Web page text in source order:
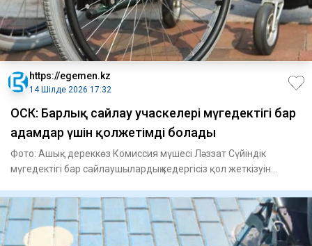
https://egemen.kz
14 Шілде 2026 17:32
ОСК: Барлық сайлау учаскелері мүгедектігі бар
адамдар үшін қолжетімді болады
Фото: Ашық дереккөз Комиссия мүшесі Ләззат Сүйіндік
мүгедектігі бар сайлаушылардың кедергісіз қол жеткізуін